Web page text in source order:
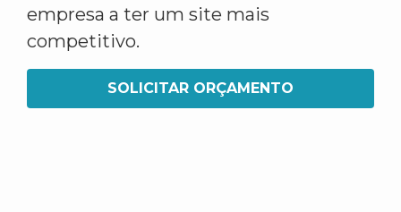
empresa a ter um site mais
competitivo.
SOLICITAR ORÇAMENTO